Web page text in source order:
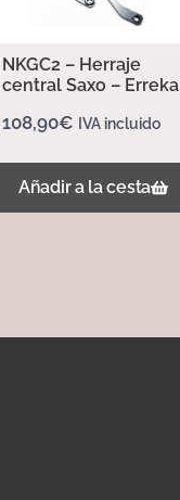
NKGC2 – Herraje
central Saxo – Erreka
108,90€ IVA incluido
Añadir a la cesta